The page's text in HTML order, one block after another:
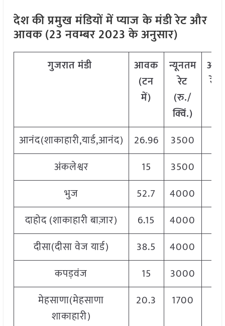
देश की प्रमुख मंडियों में प्याजके मंडी रेट और
आवक (23 नवम्बर 2023 के अनुसार)
गुजरातमंडी
आवक
(टन
में)
न्यूनतम
रेट
(रु./
क्विं.)
आनंद(शाकाहारी,यार्ड,आनंद) 26.96 3500
अंकलेश्वर
15 3500
भुज
52.7 4000
दाहोद (शाकाहारी बाज़ार)
6.15 4000
दीसा(दीसा वेज यार्ड)
38.5 4000
कपड़वंज
15 3000
मेहसाणा(मेहसाणा
शाकाहारी)
20.3 1700